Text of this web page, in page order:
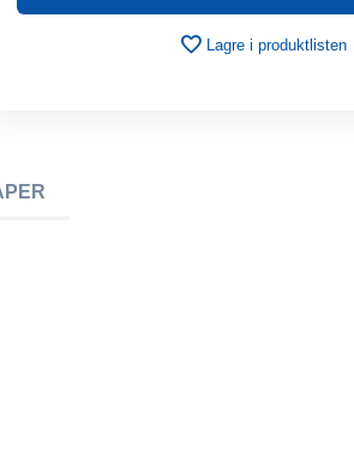
Lagre i produktlisten